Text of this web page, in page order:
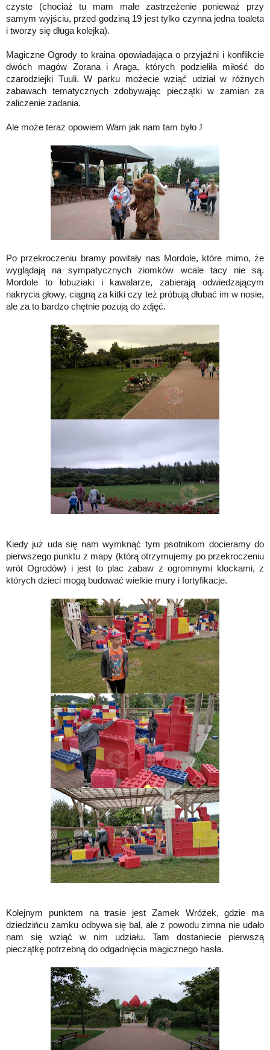
czyste (chociaż tu mam małe zastrzeżenie ponieważ przy
samym wyjściu, przed godziną 19 jest tylko czynna jedna toaleta
i tworzy się długa kolejka).
Magiczne Ogrody to kraina opowiadająca o przyjaźni i konflikcie
dwóch magów Zorana i Araga, których podzieliła miłość do
czarodziejki Tuuli. W parku możecie wziąć udział w różnych
zabawach tematycznych zdobywając pieczątki w zamian za
zaliczenie zadania.
Ale może teraz opowiem Wam jak nam tam było J
Po przekroczeniu bramy powitały nas Mordole, które mimo, że
wyglądają na sympatycznych ziomków wcale tacy nie są.
Mordole to łobuziaki i kawalarze, zabierają odwiedzającym
nakrycia głowy, ciągną za kitki czy też próbują dłubać im w nosie,
ale za to bardzo chętnie pozują do zdjęć.
Kiedy już uda się nam wymknąć tym psotnikom docieramy do
pierwszego punktu z mapy (którą otrzymujemy po przekroczeniu
wrót Ogrodów) i jest to plac zabaw z ogromnymi klockami, z
których dzieci mogą budować wielkie mury i fortyfikacje.
Kolejnym punktem na trasie jest Zamek Wróżek, gdzie ma
dziedzińcu zamku odbywa się bal, ale z powodu zimna nie udało
nam się wziąć w nim udziału. Tam dostaniecie pierwszą
pieczątkę potrzebną do odgadnięcia magicznego hasła.